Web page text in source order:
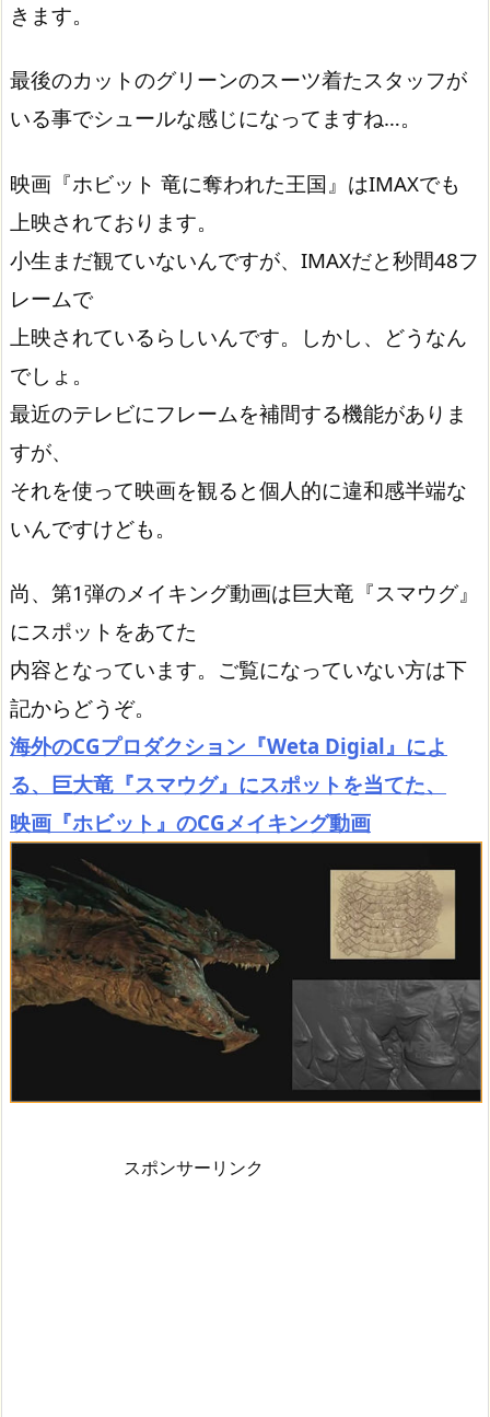
きます。
最後のカットのグリーンのスーツ着たスタッフが
いる事でシュールな感じになってますね…。
映画『ホビット 竜に奪われた王国』はIMAXでも
上映されております。
小生まだ観ていないんですが、IMAXだと秒間48フ
レームで
上映されているらしいんです。しかし、どうなん
でしょ。
最近のテレビにフレームを補間する機能がありま
すが、
それを使って映画を観ると個人的に違和感半端な
いんですけども。
尚、第1弾のメイキング動画は巨大竜『スマウグ』
にスポットをあてた
内容となっています。ご覧になっていない方は下
記からどうぞ。
海外のCGプロダクション『Weta Digial』によ
る、巨大竜『スマウグ』にスポットを当てた、
映画『ホビット』のCGメイキング動画
スポンサーリンク